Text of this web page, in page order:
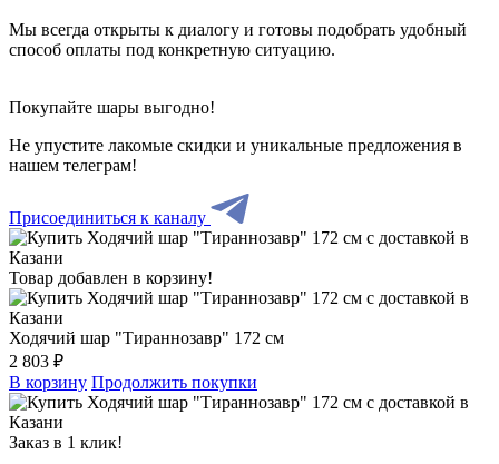
Мы всегда открыты к диалогу и готовы подобрать удобный
способ оплаты под конкретную ситуацию.
Покупайте шары выгодно!
Не упустите лакомые скидки и уникальные предложения в
нашем телеграм!
Присоединиться к каналу
Товар добавлен в корзину!
Ходячий шар "Тираннозавр" 172 см
2 803 ₽
В корзину Продолжить покупки
Заказ в 1 клик!